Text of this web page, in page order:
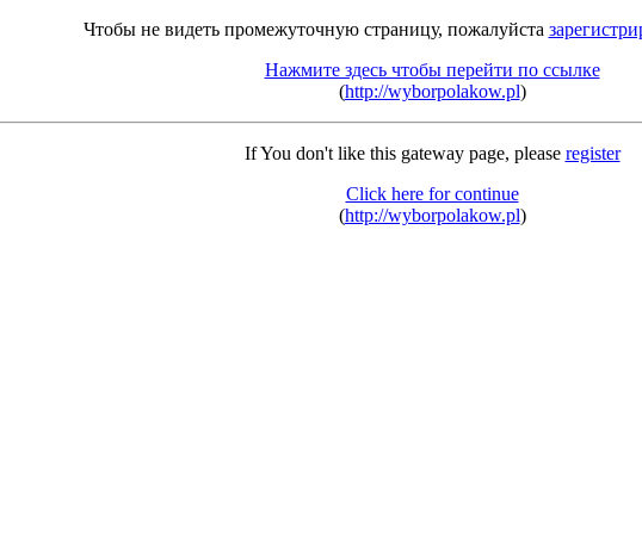
Чтобы не видеть промежуточную страницу, пожалуйста
Нажмите здесь чтобы перейти по ссылке
(http://wyborpolakow.pl)
If You don't like this gateway page, please register
Click here for continue
(http://wyborpolakow.pl)